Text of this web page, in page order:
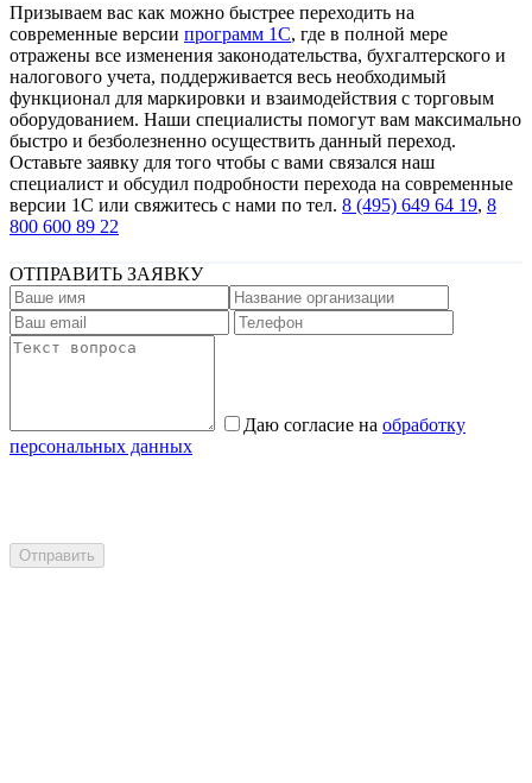
Призываем вас как можно быстрее переходить на
современные версии программ 1С, где в полной мере
отражены все изменения законодательства, бухгалтерского и
налогового учета, поддерживается весь необходимый
функционал для маркировки и взаимодействия с торговым
оборудованием. Наши специалисты помогут вам максимально
быстро и безболезненно осуществить данный переход.
Оставьте заявку для того чтобы с вами связался наш
специалист и обсудил подробности перехода на современные
версии 1С или свяжитесь с нами по тел. 8 (495) 649 64 19, 8
800 600 89 22
ОТПРАВИТЬ ЗАЯВКУ
Даю согласие на обработку
персональных данных